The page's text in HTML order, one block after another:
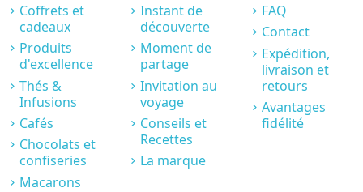
Coffrets et
cadeaux
Produits
d'excellence
Thés &
Infusions
Cafés
Chocolats et
confiseries
Macarons
Instant de
découverte
Moment de
partage
Invitation au
voyage
Conseils et
Recettes
La marque
FAQ
Contact
Expédition,
livraison et
retours
Avantages
fidélité